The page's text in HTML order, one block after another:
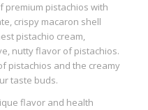
premium pistachios with
crispy macaron shell
pistachio cream,
nutty flavor of pistachios.
pistachios and the creamy
taste buds.
flavor and health